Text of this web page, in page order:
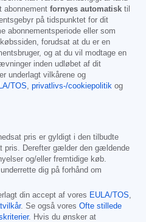
abonnement fornyes automatisk til
på tidspunktet for dit
abonnementsperiode eller som
forudsat at du er en
og at du vil modtage en
inden udløbet af dit
underlagt vilkårene og
TOS, privatlivs-/cookiepolitik og
pris er gyldigt i den tilbudte
pris. Derefter gælder den gældende
og/eller fremtidige køb.
dig på forhånd om
din accept af vores EULA/TOS,
. Se også vores Ofte stillede
. Hvis du ønsker at